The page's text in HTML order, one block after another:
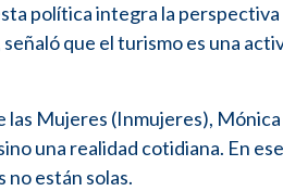
política integra la
que el turismo es una
Mujeres (Inmujeres),
una realidad cotidiana. En
están solas.